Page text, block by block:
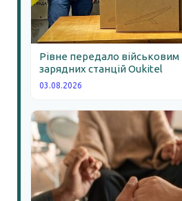
Рівне передало військовим
зарядних станцій Oukitel
03.08.2026